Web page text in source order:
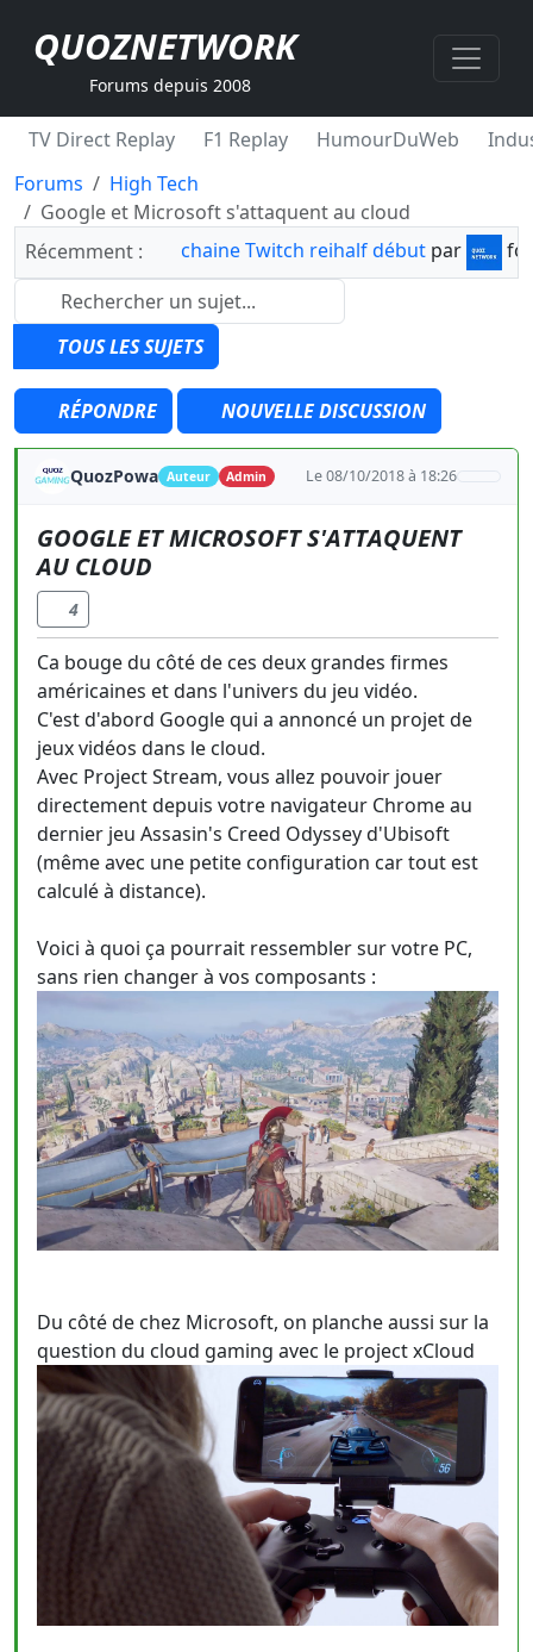
QUOZNETWORK
Forums depuis 2008
TV Direct Replay F1 Replay HumourDuWeb
Forums
High Tech
Google et Microsoft s'attaquent au cloud
Récemment :
chaine Twitch reihalf début par
TOUS LES SUJETS
RÉPONDRE NOUVELLE DISCUSSION
QuozPowa Auteur Admin Le 08/10/2018 à 18:26
GOOGLE ET MICROSOFT S'ATTAQUENT
AU CLOUD
4
Ca bouge du côté de ces deux grandes firmes
américaines et dans l'univers du jeu vidéo.
C'est d'abord Google qui a annoncé un projet de
jeux vidéos dans le cloud.
Avec Project Stream, vous allez pouvoir jouer
directement depuis votre navigateur Chrome au
dernier jeu Assasin's Creed Odyssey d'Ubisoft
(même avec une petite configuration car tout est
calculé à distance).
Voici à quoi ça pourrait ressembler sur votre PC,
sans rien changer à vos composants :
Du côté de chez Microsoft, on planche aussi sur la
question du cloud gaming avec le project xCloud